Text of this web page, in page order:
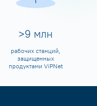
>10 млн
рабочих станций,
защищенных
продуктами ViPNet